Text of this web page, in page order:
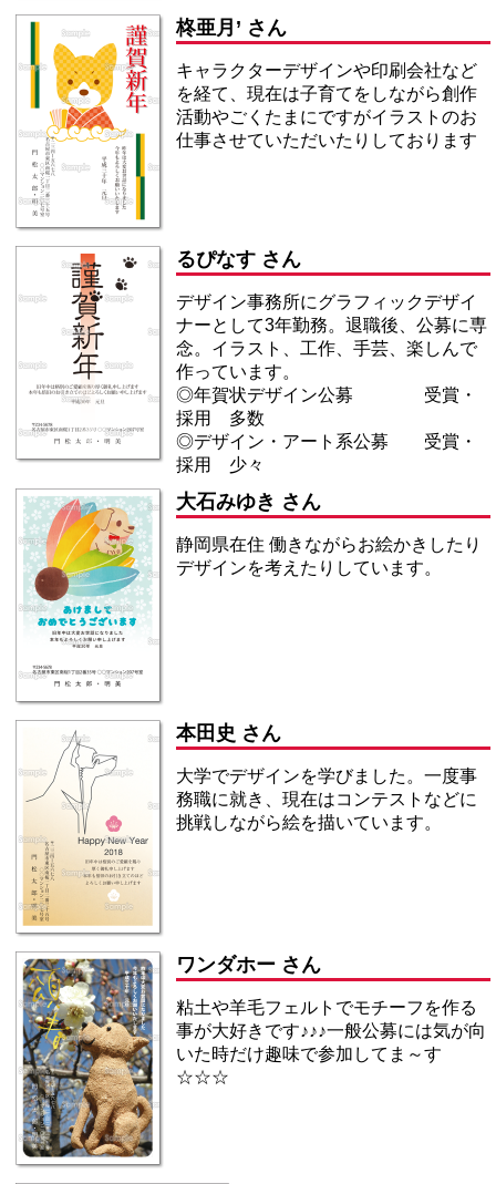
柊亜月’ さん
キャラクターデザインや印刷会社など
を経て、現在は子育てをしながら創作
活動やごくたまにですがイラストのお
仕事させていただいたりしております
るぴなす さん
デザイン事務所にグラフィックデザイ
ナーとして3年勤務。退職後、公募に専
念。イラスト、工作、手芸、楽しんで
作っています。
◎年賀状デザイン公募 受賞・
採用 多数
◎デザイン・アート系公募 受賞・
採用 少々
大石みゆき さん
静岡県在住 働きながらお絵かきしたり
デザインを考えたりしています。
本田史 さん
大学でデザインを学びました。一度事
務職に就き、現在はコンテストなどに
挑戦しながら絵を描いています。
ワンダホー さん
粘土や羊毛フェルトでモチーフを作る
事が大好きです♪♪♪一般公募には気が向
いた時だけ趣味で参加してま～す
☆☆☆